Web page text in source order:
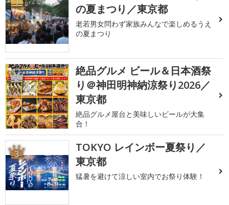
の夏まつり／東京都
老若男女問わず家族みんなで楽しめるうえ
の夏まつり
2
絶品グルメ ビール＆日本酒祭
り＠神田明神納涼祭り2026／
東京都
絶品グルメ屋台と美味しいビールが大集
合！
3
TOKYO レインボー夏祭り／
東京都
猛暑を避けて涼しい室内でお祭り体験！